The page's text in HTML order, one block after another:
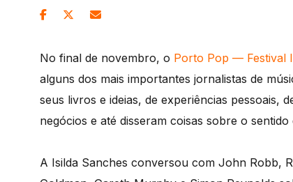
No final de novembro, o Porto Pop — Festival
alguns dos mais importantes jornalistas de
seus livros e ideias, de experiências pessoais,
negócios e até disseram coisas sobre o
A Isilda Sanches conversou com John Robb,